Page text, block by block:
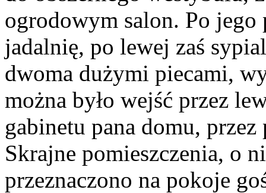
ogrodowym salon. Po
jadalnię, po lewej zaś
dwoma dużymi piecami,
można było wejść przez
gabinetu pana domu,
Skrajne pomieszczenia, o
przeznaczono na pokoje